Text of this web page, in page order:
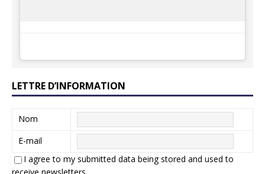
LETTRE D’INFORMATION
Nom
E-mail
I agree to my submitted data being stored and used to